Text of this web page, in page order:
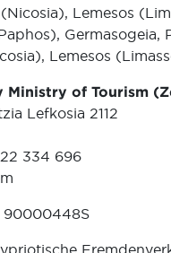
Lemesos
Germasogeia,
Lemesos
Ministry of Tourism
Lefkosia 2112
334 696
90000448S